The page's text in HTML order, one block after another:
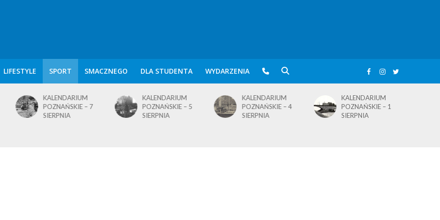
LIFESTYLE SPORT SMACZNEGO DLA STUDENTA WYDARZENIA
KALENDARIUM
POZNAŃSKIE – 7
SIERPNIA
KALENDARIUM
POZNAŃSKIE – 5
SIERPNIA
KALENDARIUM
POZNAŃSKIE – 4
SIERPNIA
KALENDARIUM
POZNAŃSKIE – 1
SIERPNIA